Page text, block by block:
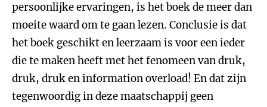
persoonlijke ervaringen, is het boek de meer dan
moeite waard om te gaan lezen. Conclusie is dat
het boek geschikt en leerzaam is voor een ieder
die te maken heeft met het fenomeen van druk,
druk, druk en information overload! En dat zijn
tegenwoordig in deze maatschappij geen